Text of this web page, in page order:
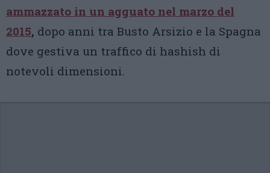
ammazzato in un agguato nel marzo del
2015, dopo anni tra Busto Arsizio e la Spagna
dove gestiva un traffico di hashish di
notevoli dimensioni.